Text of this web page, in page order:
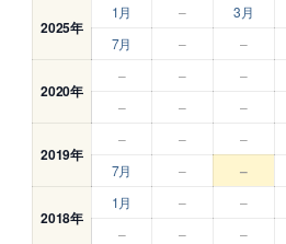
2025年
1月 – 3月
7月
– –
2020年
– – –
–
– –
2019年
– – –
7月
– –
2018年
1月 – –
–
– –